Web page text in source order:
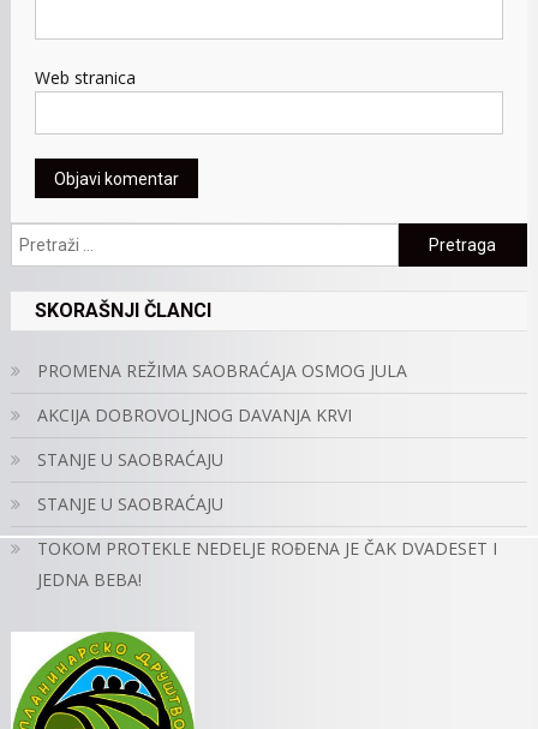
Web stranica
Pretraga:
SKORAŠNJI ČLANCI
PROMENA REŽIMA SAOBRAĆAJA OSMOG JULA
AKCIJA DOBROVOLJNOG DAVANJA KRVI
STANJE U SAOBRAĆAJU
STANJE U SAOBRAĆAJU
TOKOM PROTEKLE NEDELJE ROĐENA JE ČAK DVADESET I
JEDNA BEBA!